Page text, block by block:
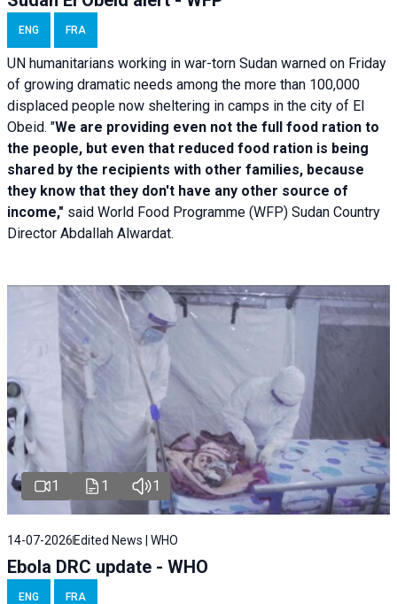
ENG FRA
UN humanitarians working in war-torn Sudan warned on Friday
of growing dramatic needs among the more than 100,000
displaced people now sheltering in camps in the city of El
Obeid. "We are providing even not the full food ration to
the people, but even that reduced food ration is being
shared by the recipients with other families, because
they know that they don't have any other source of
income," said World Food Programme (WFP) Sudan Country
Director Abdallah Alwardat.
1 1 1
14-07-2026 Edited News | WHO
Ebola DRC update - WHO
ENG FRA